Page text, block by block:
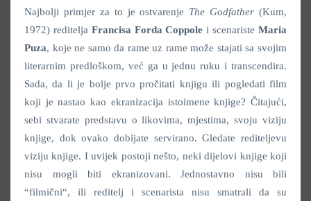
Najbolji primjer za to je ostvarenje The Godfather (Kum,
1972) reditelja Francisa Forda Coppole i scenaristeMaria
Puza, koje ne samo da rame uz rame može stajati sa svojim
literarnim predloškom, već ga u jednu ruku i transcendira.
Sada, da li je bolje prvo pročitati knjigu ili pogledati film
koji je nastao kao ekranizacija istoimene knjige? Čitajući,
sebi stvarate predstavu o likovima, mjestima, svoju viziju
knjige, dok ovako dobijate servirano. Gledate rediteljevu
viziju knjige. I uvijek postoji nešto, neki dijelovi knjige koji
nisu mogli biti ekranizovani. Jednostavno nisu bili
“filmični“, ili reditelj i scenarista nisu smatrali da su